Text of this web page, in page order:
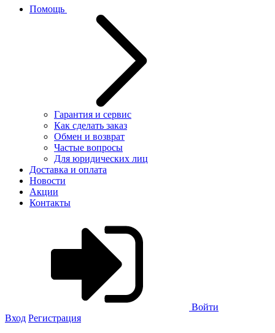
Помощь
Гарантия и сервис
Как сделать заказ
Обмен и возврат
Частые вопросы
Для юридических лиц
Доставка и оплата
Новости
Акции
Контакты
Войти
Вход Регистрация